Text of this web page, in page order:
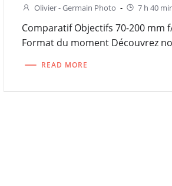
Olivier - Germain Photo - 7 h 40
Comparatif Objectifs 70-200 mm
Format du moment Découvrez
READ MORE